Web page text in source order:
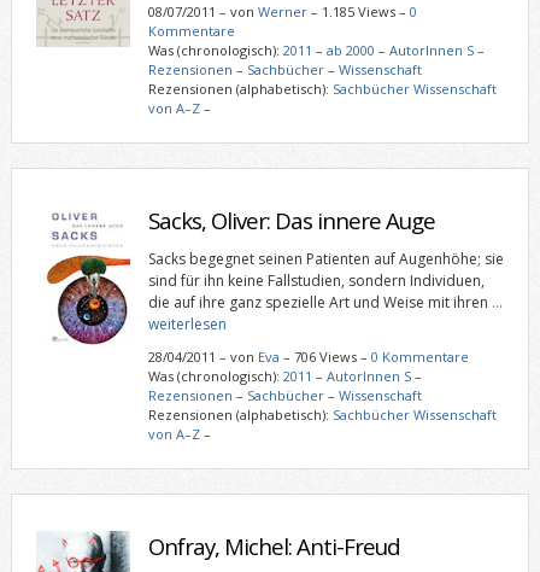
08/07/2011 – von Werner– 1.185 Views – 0
Kommentare
Was (chronologisch): 2011 – ab 2000 – AutorInnen S–
Rezensionen – Sachbücher– Wissenschaft
Rezensionen (alphabetisch): Sachbücher Wissenschaft
von A–Z–
Sacks, Oliver: Das innere Auge
Sacks begegnet seinen Patienten auf Augenhöhe; sie
sind für ihn keine Fallstudien, sondern Individuen,
die auf ihre ganz spezielle Art und Weise mit ihren …
weiterlesen
28/04/2011 – von Eva – 706 Views – 0 Kommentare
Was (chronologisch): 2011 – AutorInnen S–
Rezensionen – Sachbücher– Wissenschaft
Rezensionen (alphabetisch): Sachbücher Wissenschaft
von A–Z–
Onfray, Michel: Anti-Freud